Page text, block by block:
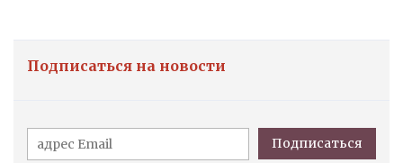
Подписаться на новости
Подписаться